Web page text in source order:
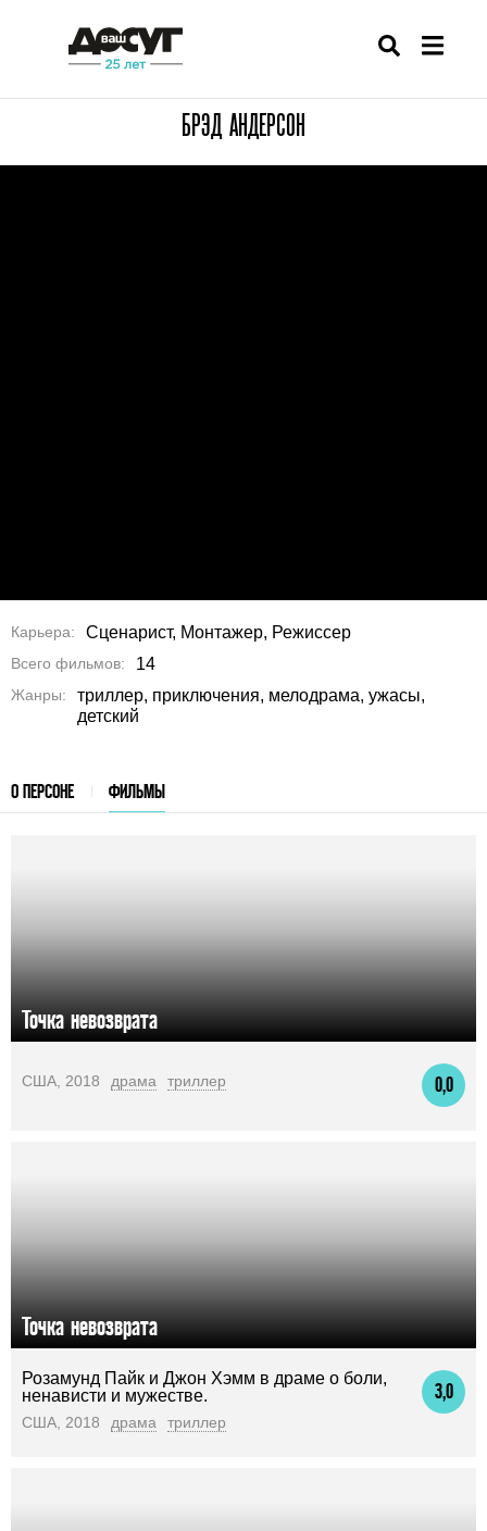
БРЭД АНДЕРСОН
Карьера Сценарист, Монтажер, Режиссер
Всего фильмов 14
Жанры
триллер, приключения, мелодрама, ужасы,
детский
О ПЕРСОНЕ ФИЛЬМЫ
Точка невозврата
0,0
США, 2018 драма триллер
Точка невозврата
3,0
Розамунд Пайк и Джон Хэмм в драме о боли,
ненависти и мужестве.
США, 2018 драма триллер